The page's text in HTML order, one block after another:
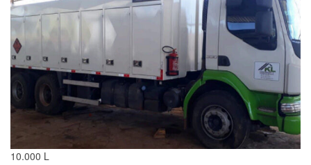
10.000 L